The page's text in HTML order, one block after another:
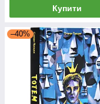
Купити
–40%